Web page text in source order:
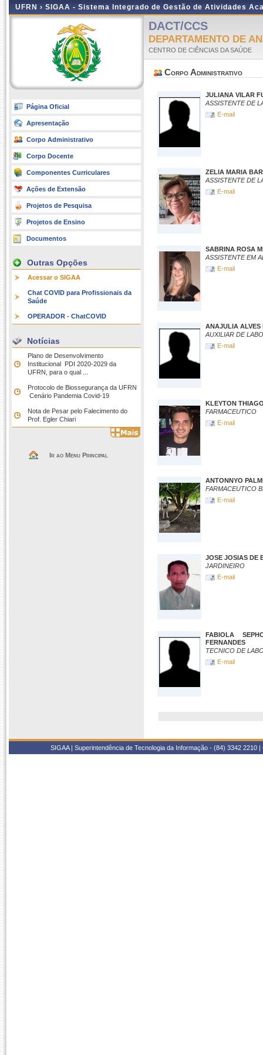
UFRN › SIGAA - Sistema Integrado de Gestão de Atividades
Página Oficial
Apresentação
Corpo Administrativo
Corpo Docente
Componentes Curriculares
Ações de Extensão
Projetos de Pesquisa
Projetos de Ensino
Documentos
Outras Opções
Acessar o SIGAA
Chat COVID para Profissionais da
Saúde
OPERADOR - ChatCOVID
Notícias
Plano de Desenvolvimento
Institucional  PDI 2020-2029 da
UFRN, para o qual ...
Protocolo de Biossegurança da UFRN
 Cenário Pandemia Covid-19
Nota de Pesar pelo Falecimento do
Prof. Egler Chiari
Ir ao Menu Principal
DACT/CCS
DEPARTAMENTO DE
CENTRO DE CIÊNCIAS DA SAÚDE
Corpo Administrativo
JULIANA VILAR
ASSISTENTE DE
E-mail
ZELIA MARIA
ASSISTENTE DE
E-mail
SABRINA ROSA
ASSISTENTE EM
E-mail
ANAJULIA ALVES
AUXILIAR DE
E-mail
KLEYTON
FARMACEUTICO
E-mail
ANTONNYO
FARMACEUTICO
E-mail
JOSE JOSIAS DE
JARDINEIRO
E-mail
FABIOLA
FERNANDES
TECNICO DE
E-mail
SIGAA | Superintendência de Tecnologia da Informação - (84) 3342